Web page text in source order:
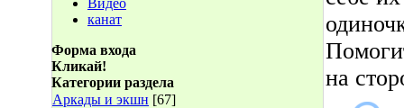
Видео
канат
Форма входа
Кликай!
Категории раздела
Аркады и экшн [67]
на